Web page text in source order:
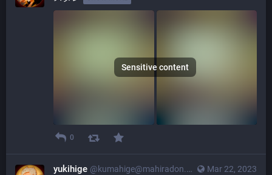
Sensitive content
0
Mar 22, 2023
yukihige @kumahige@mahiradon.com